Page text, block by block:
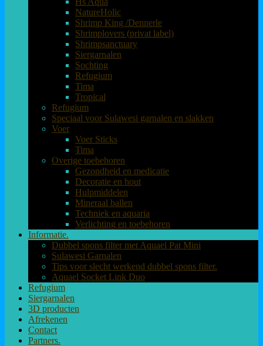
NatureHolic
Shrimp King /Dennerle
Shrimplovers (privat label)
Shrimpsanctuary
Siergarnalen
Sochting
Refugium
Tima
Tropical
Refugium
Speciaal voor Sulawesi garnalen en slakken
Voer
Voer Sticks
Tima
Overige toebehoren
Gezondheid en medicatie
Decoratie en hout
Hulpmiddelen
Mineraal ballen
Techniek en aquaria
Verlichting en toebehoren
Informatie.
Dubbel spons filter met Aquael Pat Mini
Sulawesi Garnalen
Tips voor slecht werkend dubbel spons filter.
Aquael Socket Link Duo
Refugium
Siergarnalen
3D producten
Afrekenen
Contact
Partners.